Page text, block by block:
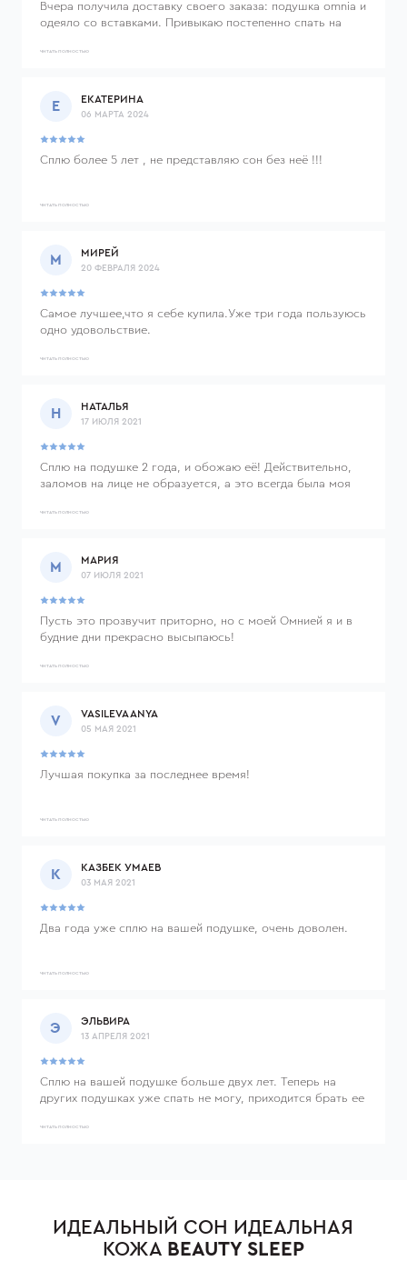
Вчера получила доставку своего заказа: подушка omnia и
одеяло со вставками. Привыкаю постепенно спать на
почувствовала такое удовольствие: шея, голова, а потом
продуманная, красивая, аккуратная упаковка всех
товаров. Чувствуется уважение и желание делать на
максимуме. Вы - лучшие, процветания и роста!
ЧИТАТЬ ПОЛНОСТЬЮ
Е
ЕКАТЕРИНА
06 МАРТА 2024
Сплю более 5 лет , не представляю сон без неё !!!
ЧИТАТЬ ПОЛНОСТЬЮ
М
МИРЕЙ
20 ФЕВРАЛЯ 2024
Самое лучшее,что я себе купила.Уже три года пользуюсь
одно удовольствие.
ЧИТАТЬ ПОЛНОСТЬЮ
Н
НАТАЛЬЯ
17 ИЮЛЯ 2021
Сплю на подушке 2 года, и обожаю её! Действительно,
заломов на лице не образуется, а это всегда была моя
очень удобна в плане проблем с шейным отделом
ортопедических подушек, но ни одна не была так удобна.
ЧИТАТЬ ПОЛНОСТЬЮ
М
МАРИЯ
07 ИЮЛЯ 2021
Пусть это прозвучит приторно, но с моей Омнией я и в
будние дни прекрасно высыпаюсь!
ЧИТАТЬ ПОЛНОСТЬЮ
V
VASILEVA ANYA
05 МАЯ 2021
Лучшая покупка за последнее время!
ЧИТАТЬ ПОЛНОСТЬЮ
К
КАЗБЕК УМАЕВ
03 МАЯ 2021
Два года уже сплю на вашей подушке, очень доволен.
ЧИТАТЬ ПОЛНОСТЬЮ
Э
ЭЛЬВИРА
13 АПРЕЛЯ 2021
Сплю на вашей подушке больше двух лет. Теперь на
других подушках уже спать не могу, приходится брать ее
недосыпа нет отечности и лицо выглядит свежим!
ЧИТАТЬ ПОЛНОСТЬЮ
ИДЕАЛЬНЫЙ СОН ИДЕАЛЬНАЯ
КОЖА BEAUTY SLEEP